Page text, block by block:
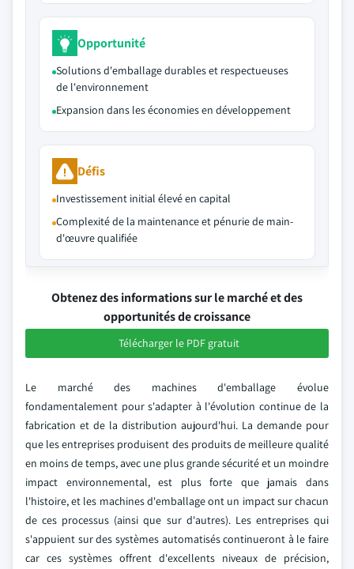
Opportunité
Solutions d'emballage durables et respectueuses
de l'environnement
Expansion dans les économies en développement
Défis
Investissement initial élevé en capital
Complexité de la maintenance et pénurie de main-
d'œuvre qualifiée
Obtenez des informations sur le marché et des
opportunités de croissance
Télécharger le PDF gratuit
Le marché des machines d'emballage évolue
fondamentalement pour s'adapter à l'évolution continue de la
fabrication et de la distribution aujourd'hui. La demande pour
que les entreprises produisent des produits de meilleure qualité
en moins de temps, avec une plus grande sécurité et un moindre
impact environnemental, est plus forte que jamais dans
l'histoire, et les machines d'emballage ont un impact sur chacun
de ces processus (ainsi que sur d'autres). Les entreprises qui
s'appuient sur des systèmes automatisés continueront à le faire
car ces systèmes offrent d'excellents niveaux de précision,